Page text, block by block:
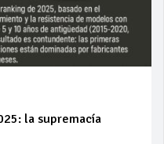
la supremacía